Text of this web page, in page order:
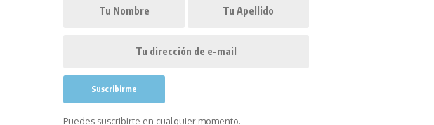
Puedes suscribirte en cualquier momento.